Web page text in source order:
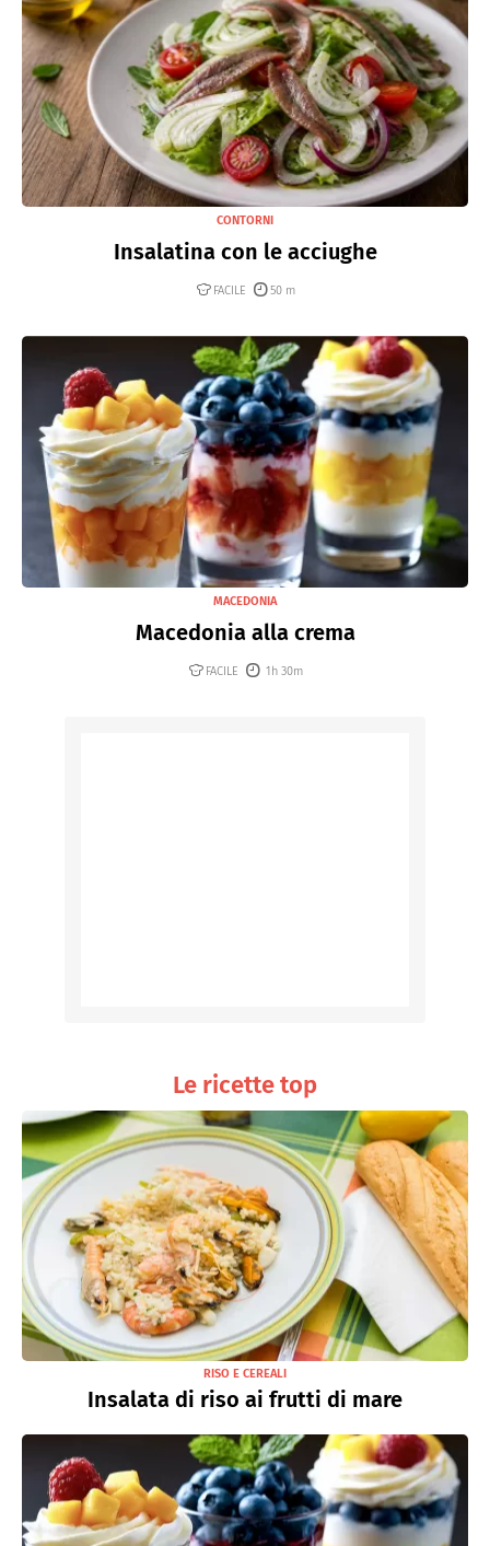
CONTORNI
Insalatina con le acciughe
FACILE 50 m
MACEDONIA
Macedonia alla crema
FACILE 1h 30m
Le ricette top
RISO E CEREALI
Insalata di riso ai frutti di mare